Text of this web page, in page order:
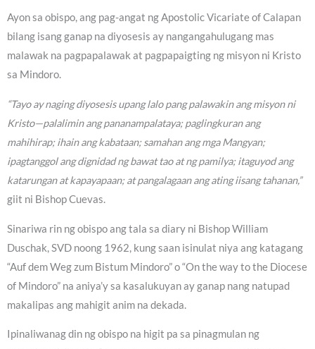
Ayon sa obispo, ang pag-angat ng Apostolic Vicariate of Calapan
bilang isang ganap na diyosesis ay nangangahulugang mas
malawak na pagpapalawak at pagpapaigting ng misyon ni Kristo
sa Mindoro.
“Tayo ay naging diyosesis upang lalo pang palawakin ang misyon ni
Kristo—palalimin ang pananampalataya; paglingkuran ang
mahihirap; ihain ang kabataan; samahan ang mga Mangyan;
ipagtanggol ang dignidad ng bawat tao at ng pamilya; itaguyod ang
katarungan at kapayapaan; at pangalagaan ang ating iisang tahanan,”
giit ni Bishop Cuevas.
Sinariwa rin ng obispo ang tala sa diary ni Bishop William
Duschak, SVD noong 1962, kung saan isinulat niya ang katagang
“Auf dem Weg zum Bistum Mindoro” o “On the way to the Diocese
of Mindoro” na aniya’y sa kasalukuyan ay ganap nang natupad
makalipas ang mahigit anim na dekada.
Ipinaliwanag din ng obispo na higit pa sa pinagmulan ng